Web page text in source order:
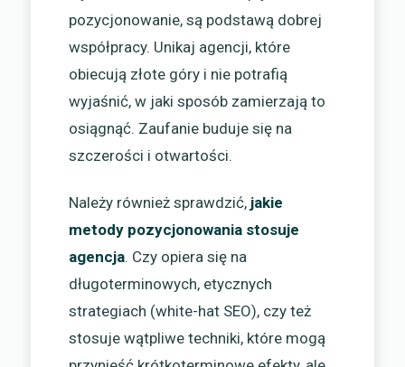
pozycjonowanie, są podstawą dobrej
współpracy. Unikaj agencji, które
obiecują złote góry i nie potrafią
wyjaśnić, w jaki sposób zamierzają to
osiągnąć. Zaufanie buduje się na
szczerości i otwartości.
Należy również sprawdzić, jakie
metody pozycjonowania stosuje
agencja. Czy opiera się na
długoterminowych, etycznych
strategiach (white-hat SEO), czy też
stosuje wątpliwe techniki, które mogą